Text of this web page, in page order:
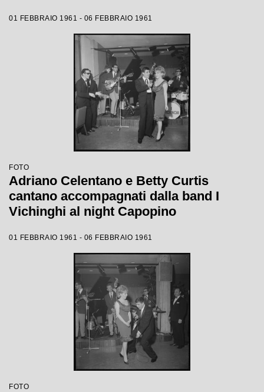
01 FEBBRAIO 1961 - 06 FEBBRAIO 1961
FOTO
Adriano Celentano e Betty Curtis
cantano accompagnati dalla band I
Vichinghi al night Capopino
01 FEBBRAIO 1961 - 06 FEBBRAIO 1961
FOTO